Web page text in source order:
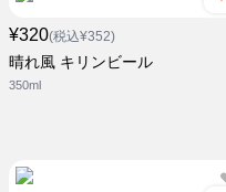
¥320(税込¥352)
晴れ風 キリンビール
350ml